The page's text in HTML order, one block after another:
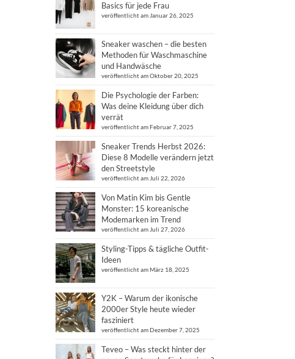
Basics für jede Frau
veröffentlicht am Januar 26, 2025
Sneaker waschen – die besten
Methoden für Waschmaschine
und Handwäsche
veröffentlicht am Oktober 20, 2025
Die Psychologie der Farben:
Was deine Kleidung über dich
verrät
veröffentlicht am Februar 7, 2025
Sneaker Trends Herbst 2026:
Diese 8 Modelle verändern jetzt
den Streetstyle
veröffentlicht am Juli 22, 2026
Von Matin Kim bis Gentle
Monster: 15 koreanische
Modemarken im Trend
veröffentlicht am Juli 27, 2026
Styling-Tipps & tägliche Outfit-
Ideen
veröffentlicht am März 18, 2025
Y2K – Warum der ikonische
2000er Style heute wieder
fasziniert
veröffentlicht am Dezember 7, 2025
Teveo – Was steckt hinter der